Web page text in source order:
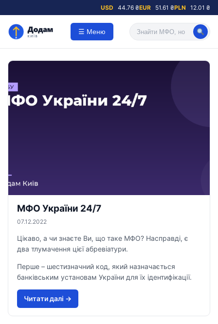
USD 44.76 ₴EUR 51.61 ₴PLN 12.01 ₴
☰ Меню
МФО України 24/7
07.12.2022
Цікаво, а чи знаєте Ви, що таке МФО? Насправді, є
два тлумачення цієї абревіатури.
Перше – шестизначний код, який назначається
банківським установам України для їх ідентифікації.
Читати далi →